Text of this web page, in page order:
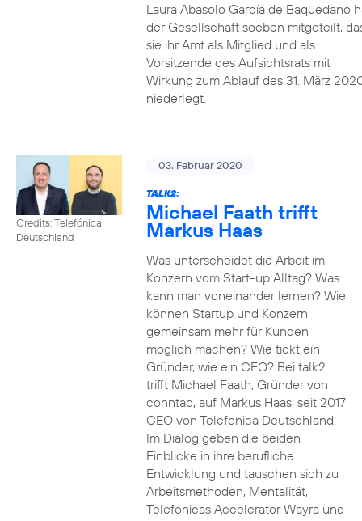
Laura Abasolo García de Baquedano
der Gesellschaft soeben mitgeteilt,
sie ihr Amt als Mitglied und als
Vorsitzende des Aufsichtsrats mit
Wirkung zum Ablauf des 31. März
niederlegt.
Credits: Telefónica
Deutschland
03. Februar 2020
TALK2:
Michael Faath trifft
Markus Haas
Was unterscheidet die Arbeit im
Konzern vom Start-up Alltag? Was
kann man voneinander lernen? Wie
können Startup und Konzern
gemeinsam mehr für Kunden
möglich machen? Wie tickt ein
Gründer, wie ein CEO? Bei talk2
trifft Michael Faath, Gründer von
conntac, auf Markus Haas, seit 2017
CEO von Telefonica Deutschland:
Im Dialog geben die beiden
Einblicke in ihre berufliche
Entwicklung und tauschen sich zu
Arbeitsmethoden, Mentalität,
Telefónicas Accelerator Wayra und